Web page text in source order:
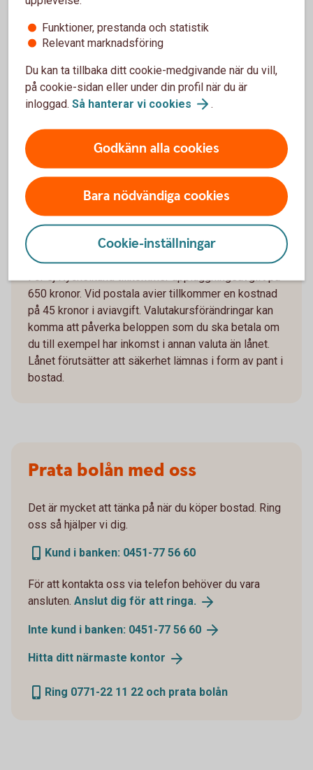
Räkneexempel bolån
Ett lånebelopp på 1 000 000 kronor, till 3,89 %
2026-05-29), med rak amortering
återbetalningstid 50 år, effektiv ränta: 3,96 % (ej
Nyckelkund 3,96 %).
inklusive amortering är 1 672 kronor, totalt
belopp att betala om räntan är oförändrad under
avbetalningar är 600 stycken.
Exemplet bygger på månatliga aviseringar, utan
uppläggningsavgift eller aviseringskostnad,
förutsatt att du är Nyckelkund och aviseras digitalt.
För ej Nyckelkund tillkommer uppläggningsavgift på
650 kronor. Vid postala avier tillkommer en kostnad
på 45 kronor i aviavgift. Valutakursförändringar kan
komma att påverka beloppen som du ska betala om
du till exempel har inkomst i annan valuta än lånet.
Lånet förutsätter att säkerhet lämnas i form av pant i
bostad.
Prata bolån med oss
Det är mycket att tänka på när du köper bostad. Ring
oss så hjälper vi dig.
Kund i banken: 0451-77 56 60
För att kontakta oss via telefon behöver du vara
ansluten. Anslut dig för att ringa.
Inte kund i banken: 0451-77 56 60
Hitta ditt närmaste kontor
Ring 0771-22 11 22 och prata bolån
Funktioner, prestanda och statistik
Relevant marknadsföring
Du kan ta tillbaka ditt cookie-medgivande när du vill,
på cookie-sidan eller under din profil när du är
inloggad. Så hanterar vi cookies .
Godkänn alla cookies
Bara nödvändiga cookies
Cookie-inställningar